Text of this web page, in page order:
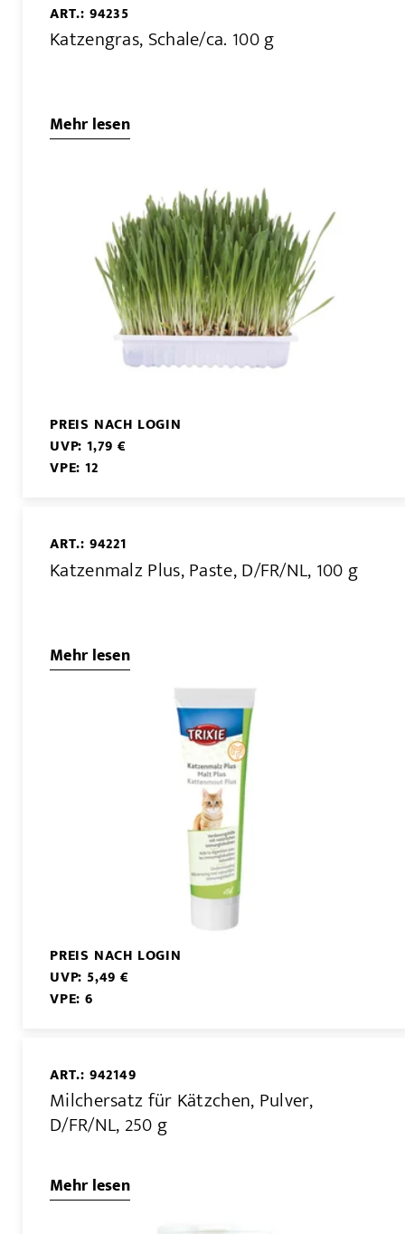
ART.: 94235
Katzengras, Schale/ca. 100 g
Mehr lesen
PREIS NACH LOGIN
UVP: 1,79 €
VPE: 12
ART.: 94221
Katzenmalz Plus, Paste, D/FR/NL, 100 g
Mehr lesen
PREIS NACH LOGIN
UVP: 5,49 €
VPE: 6
ART.: 942149
Milchersatz für Kätzchen, Pulver,
D/FR/NL, 250 g
Mehr lesen